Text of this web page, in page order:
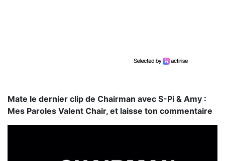
Mate le dernier clip de Chairman avec S-Pi & Amy :
Mes Paroles Valent Chair, et laisse ton commentaire